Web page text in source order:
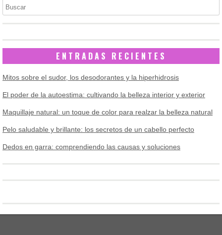
Buscar
ENTRADAS RECIENTES
Mitos sobre el sudor, los desodorantes y la hiperhidrosis
El poder de la autoestima: cultivando la belleza interior y exterior
Maquillaje natural: un toque de color para realzar la belleza natural
Pelo saludable y brillante: los secretos de un cabello perfecto
Dedos en garra: comprendiendo las causas y soluciones